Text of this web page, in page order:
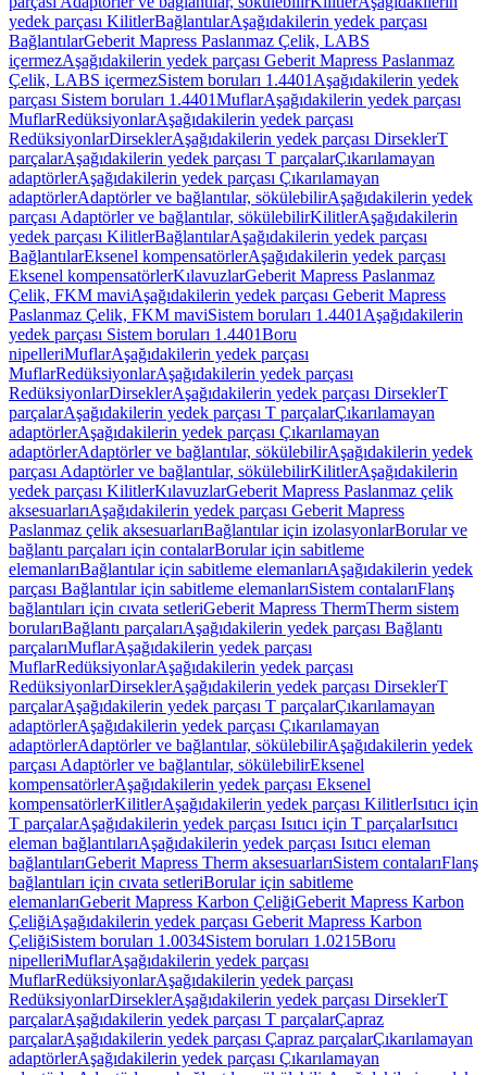
yedek parçası KilitlerBağlantılarAşağıdakilerin yedek parçası
BağlantılarGeberit Mapress Paslanmaz Çelik, LABS
içermezAşağıdakilerin yedek parçası Geberit Mapress Paslanmaz
Çelik, LABS içermezSistem boruları 1.4401 Aşağıdakilerin yedek
parçası Sistem boruları 1.4401MuflarAşağıdakilerin yedek parçası
MuflarRedüksiyonlarAşağıdakilerin yedek parçası
RedüksiyonlarDirseklerAşağıdakilerin yedek parçası DirseklerT
parçalarAşağıdakilerin yedek parçası T parçalarÇıkarılamayan
adaptörlerAşağıdakilerin yedek parçası Çıkarılamayan
adaptörlerAdaptörler ve bağlantılar, sökülebilirAşağıdakilerin yedek
parçası Adaptörler ve bağlantılar, sökülebilirKilitlerAşağıdakilerin
yedek parçası KilitlerBağlantılarAşağıdakilerin yedek parçası
BağlantılarEksenel kompensatörlerAşağıdakilerin yedek parçası
Eksenel kompensatörlerKılavuzlarGeberit Mapress Paslanmaz
Çelik, FKM maviAşağıdakilerin yedek parçası Geberit Mapress
Paslanmaz Çelik, FKM maviSistem boruları 1.4401 Aşağıdakilerin
yedek parçası Sistem boruları 1.4401Boru
nipelleriMuflarAşağıdakilerin yedek parçası
MuflarRedüksiyonlarAşağıdakilerin yedek parçası
RedüksiyonlarDirseklerAşağıdakilerin yedek parçası DirseklerT
parçalarAşağıdakilerin yedek parçası T parçalarÇıkarılamayan
adaptörlerAşağıdakilerin yedek parçası Çıkarılamayan
adaptörlerAdaptörler ve bağlantılar, sökülebilirAşağıdakilerin yedek
parçası Adaptörler ve bağlantılar, sökülebilirKilitlerAşağıdakilerin
yedek parçası KilitlerKılavuzlarGeberit Mapress Paslanmaz çelik
aksesuarlarıAşağıdakilerin yedek parçası Geberit Mapress
Paslanmaz çelik aksesuarlarıBağlantılar için izolasyonlarBorular ve
bağlantı parçaları için contalarBorular için sabitleme
elemanlarıBağlantılar için sabitleme elemanlarıAşağıdakilerin yedek
parçası Bağlantılar için sabitleme elemanlarıSistem contalarıFlanş
bağlantıları için cıvata setleriGeberit Mapress ThermTherm sistem
borularıBağlantı parçalarıAşağıdakilerin yedek parçası Bağlantı
parçalarıMuflarAşağıdakilerin yedek parçası
MuflarRedüksiyonlarAşağıdakilerin yedek parçası
RedüksiyonlarDirseklerAşağıdakilerin yedek parçası DirseklerT
parçalarAşağıdakilerin yedek parçası T parçalarÇıkarılamayan
adaptörlerAşağıdakilerin yedek parçası Çıkarılamayan
adaptörlerAdaptörler ve bağlantılar, sökülebilirAşağıdakilerin yedek
parçası Adaptörler ve bağlantılar, sökülebilirEksenel
kompensatörlerAşağıdakilerin yedek parçası Eksenel
kompensatörlerKilitlerAşağıdakilerin yedek parçası KilitlerIsıtıcı için
T parçalarAşağıdakilerin yedek parçası Isıtıcı için T parçalarIsıtıcı
eleman bağlantılarıAşağıdakilerin yedek parçası Isıtıcı eleman
bağlantılarıGeberit Mapress Therm aksesuarlarıSistem contalarıFlanş
bağlantıları için cıvata setleriBorular için sabitleme
elemanlarıGeberit Mapress Karbon ÇeliğiGeberit Mapress Karbon
ÇeliğiAşağıdakilerin yedek parçası Geberit Mapress Karbon
ÇeliğiSistem boruları 1.0034Sistem boruları 1.0215Boru
nipelleriMuflarAşağıdakilerin yedek parçası
MuflarRedüksiyonlarAşağıdakilerin yedek parçası
RedüksiyonlarDirseklerAşağıdakilerin yedek parçası DirseklerT
parçalarAşağıdakilerin yedek parçası T parçalarÇapraz
parçalarAşağıdakilerin yedek parçası Çapraz parçalarÇıkarılamayan
adaptörlerAşağıdakilerin yedek parçası Çıkarılamayan